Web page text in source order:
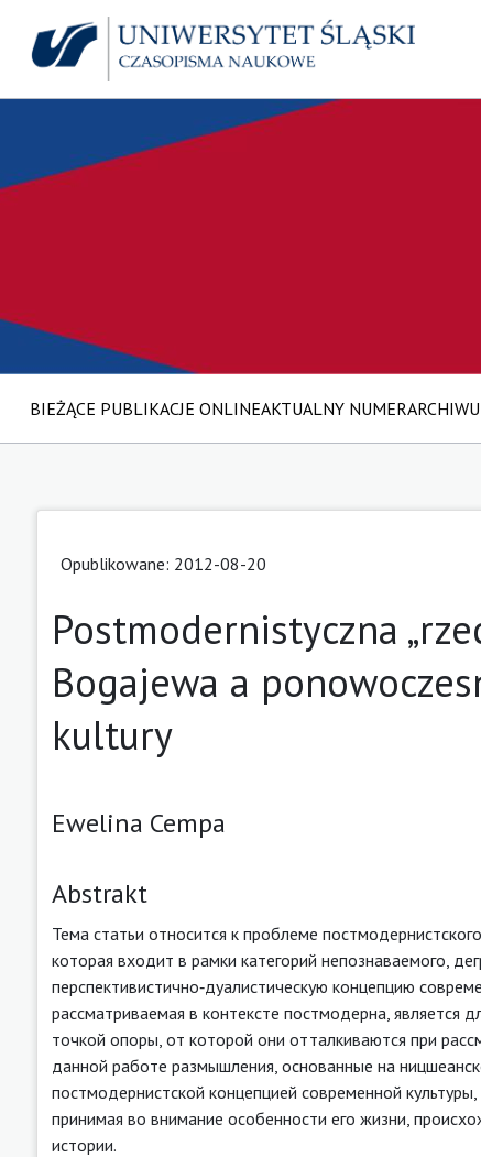
BIEŻĄCE PUBLIKACJE ONLINEAKTUALNY NUMER
Opublikowane: 2012-08-20
Postmodernistyczna
Bogajewa a
kultury
Ewelina Cempa
Abstrakt
Тема статьи относится к проблеме
которая входит в рамки категорий непознаваемого,
перспективистично‑дуалистическую концепцию
рассматриваемая в контексте постмодерна, является
точкой опоры, от которой они отталкиваются при
данной работе размышления, основанные на
постмодернистской концепцией современной
принимая во внимание особенности его жизни,
истории.